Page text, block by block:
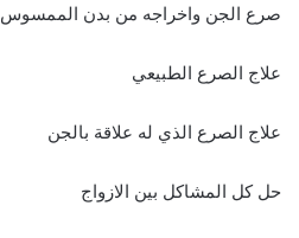
صرع الجن واخراجه من بدن الممسوس
علاج الصرع الطبيعي
علاج الصرع الذي له علاقة بالجن
حل كل المشاكل بين الازواج